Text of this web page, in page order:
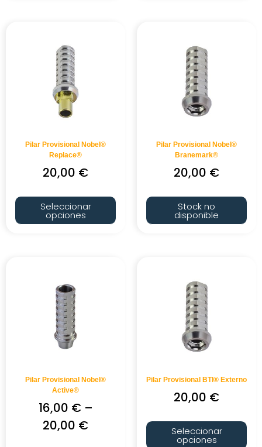
Pilar Provisional Nobel®
Replace®
20,00 €
Seleccionar
opciones
Pilar Provisional Nobel®
Branemark®
20,00 €
Stock no
disponible
Pilar Provisional Nobel®
Active®
16,00 €–
20,00 €
Pilar Provisional BTI® Externo
20,00 €
Seleccionar
opciones